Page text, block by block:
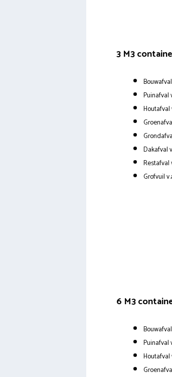
3 M3
Puinafval
Houtafval
Dakafval
Restafval
Grofvuil
6 M3
Puinafval
Houtafval